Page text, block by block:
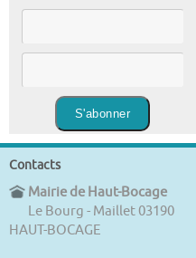
Contacts
Mairie de Haut-Bocage
Le Bourg - Maillet 03190
HAUT-BOCAGE